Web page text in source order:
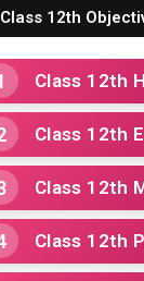
Class 12th
Class 12th
Class 12th
Class 12th
Class 12th